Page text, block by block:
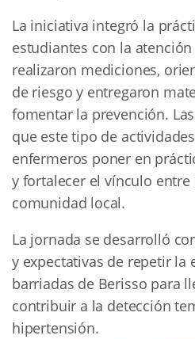
La iniciativa integró la
estudiantes con la
realizaron mediciones,
de riesgo y entregaron
fomentar la prevención.
que este tipo de
enfermeros poner en
y fortalecer el vínculo entre
comunidad local.
La jornada se desarrolló
y expectativas de repetir la
barriadas de Berisso para
contribuir a la detección
hipertensión.